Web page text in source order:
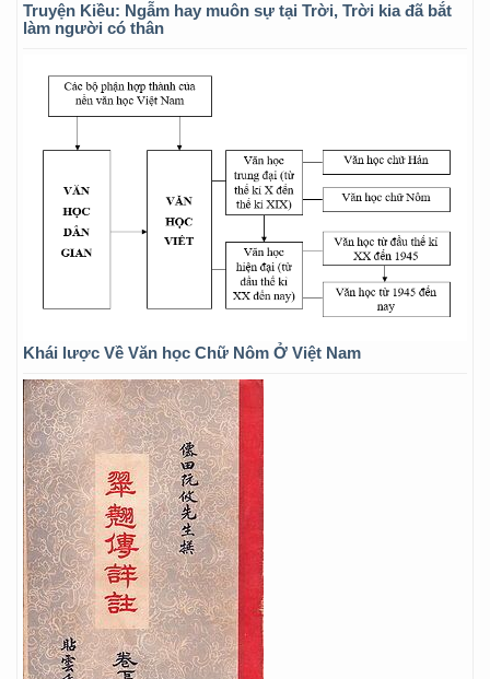
Truyện Kiều: Ngẫm hay muôn sự tại Trời, Trời kia đã bắt
làm người có thân
Khái lược Về Văn học Chữ Nôm Ở Việt Nam